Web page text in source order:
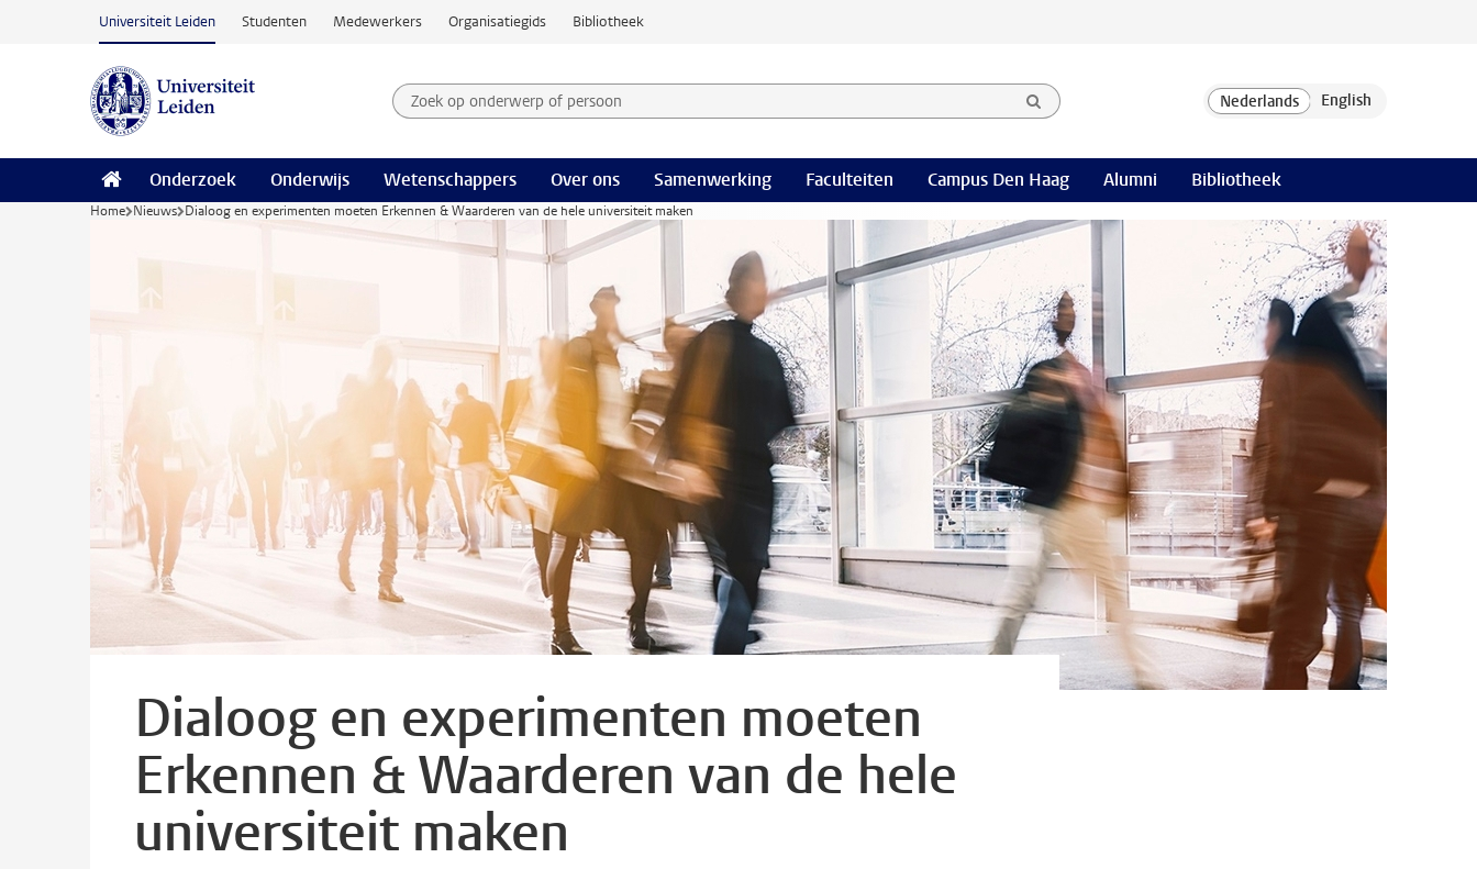
Ga naar hoofdinhoud
Universiteit Leiden Studenten Medewerkers Organisatiegids Bibliotheek
Zoek op onderwerp of persoon en selecteer categorie
Zoekterm
Onderzoek Onderwijs Wetenschappers Over ons Samenwerking Faculteiten Campus Den Haag Alumni Bibliotheek
Home Nieuws Dialoog en experimenten moeten Erkennen & Waarderen van de hele universiteit maken
Dialoog en experimenten moeten
Erkennen & Waarderen van de hele
universiteit maken